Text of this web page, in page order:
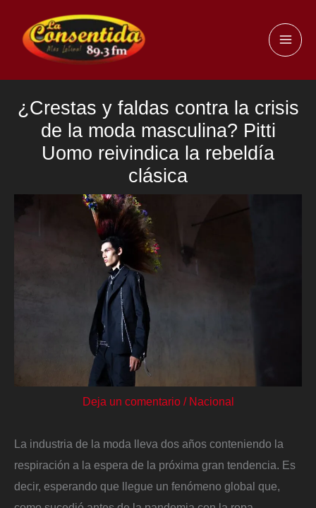
contenido
¿Crestas y faldas contra la crisis
de la moda masculina? Pitti
Uomo reivindica la rebeldía
clásica
Deja un comentario / Nacional
La industria de la moda lleva dos años conteniendo la
respiración a la espera de la próxima gran tendencia. Es
decir, esperando que llegue un fenómeno global que,